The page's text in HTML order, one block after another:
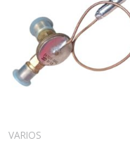
VARIOS